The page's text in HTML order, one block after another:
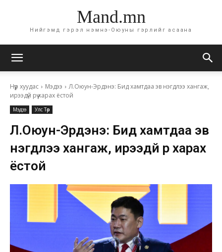
Mand.mn
Нийгэмд гэрэл нэмнэ-Оюуны гэрлийг асаана
Нүүр хуудас Мэдээ
Л.Оюун-Эрдэнэ: Бид хамтдаа эв нэгдлээ хангаж,
ирээдүй рүү харах ёстой
Мэдээ Улс Төр
Л.Оюун-Эрдэнэ: Бид хамтдаа эв
нэгдлээ хангаж, ирээдүй рүү харах
ёстой